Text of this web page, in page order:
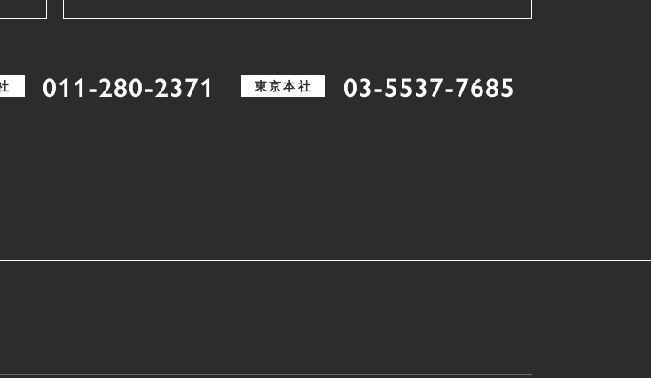
011-280-2371 東京本社 03-5537-7685